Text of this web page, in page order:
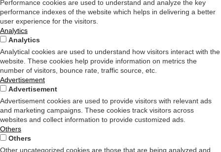
Performance cookies are used to understand and analyze the key
performance indexes of the website which helps in delivering a better
user experience for the visitors.
Analytics
Analytics
Analytical cookies are used to understand how visitors interact with the
website. These cookies help provide information on metrics the
number of visitors, bounce rate, traffic source, etc.
Advertisement
Advertisement
Advertisement cookies are used to provide visitors with relevant ads
and marketing campaigns. These cookies track visitors across
websites and collect information to provide customized ads.
Others
Others
Other uncategorized cookies are those that are being analyzed and